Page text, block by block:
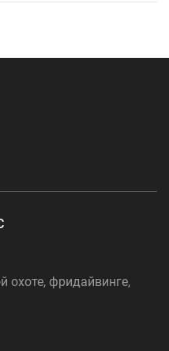
охоте, фридайвинге,